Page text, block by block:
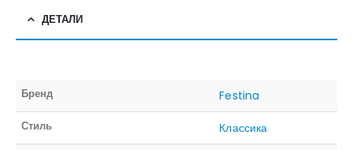
ДЕТАЛИ
Бренд Festina
Стиль Классика